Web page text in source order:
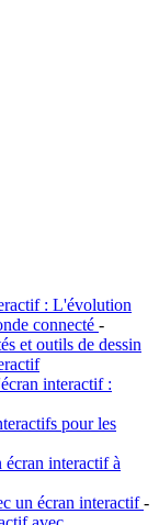
: L'évolution
connecté -
et outils de dessin
interactif :
pour les
écran interactif à
un écran interactif-